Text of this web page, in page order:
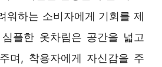
워하는 소비자에게 기회를 제
플한 옷차림은 공간을 넓고
며, 착용자에게 자신감을 주